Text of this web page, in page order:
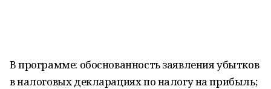
В программе: обоснованность заявления убытков
в налоговых декларациях по налогу на прибыль;